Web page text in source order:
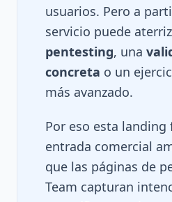
usuarios. Pero a
servicio puede
pentesting, una
concreta o un
más avanzado.
Por eso esta
entrada comercial
que las páginas de
Team capturan